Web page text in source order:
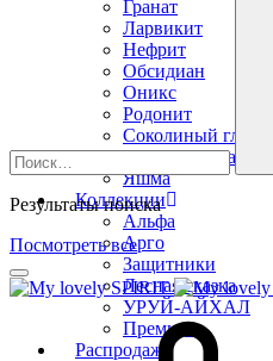
Гранат
Ларвикит
Нефрит
Обсидиан
Оникс
Родонит
Соколиный глаз
Тигровый глаз
Яшма
Коллекции
Альфа
Арго
Защитники
Лесная сказка
УРУЙ-АЙХАЛ
Премиум
Распродажа
Результаты поиска
Посмотреть все